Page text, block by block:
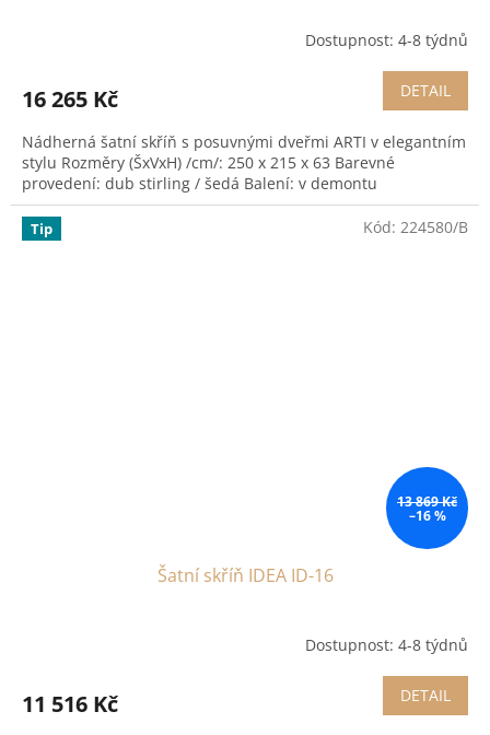
Dostupnost: 4-8 týdnů
16 265 Kč DETAIL
Nádherná šatní skříň s posuvnými dveřmi ARTI v elegantním
stylu Rozměry (ŠxVxH) /cm/: 250 x 215 x 63 Barevné
provedení: dub stirling / šedá Balení: v demontu
Tip
13 869 Kč
–16 %
Šatní skříň IDEA ID-16
Dostupnost: 4-8 týdnů
11 516 Kč DETAIL
Kód: 224580/B